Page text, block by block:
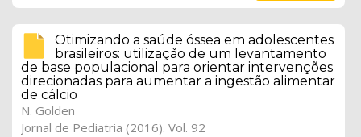
Otimizando a saúde óssea em adolescentes
brasileiros: utilização de um levantamento
de base populacional para orientar intervenções
direcionadas para aumentar a ingestão alimentar
de cálcio
N. Golden
Jornal de Pediatria (2016). Vol. 92